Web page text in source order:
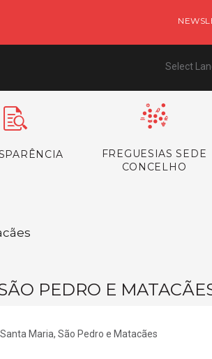
Select
FREGUESIAS SEDE
CONCELHO
PEDRO E